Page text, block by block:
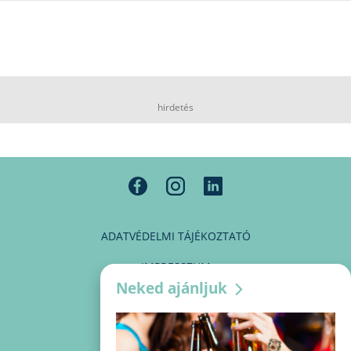
hirdetés
ADATVÉDELMI TÁJÉKOZTATÓ
IMPRESSZUM
MÉDIAAJÁNLAT
PARTNEREINK
Neked ajánljuk